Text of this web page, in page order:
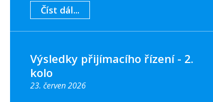
Číst dál...
Výsledky přijímacího řízení - 2.
kolo
23. červen 2026